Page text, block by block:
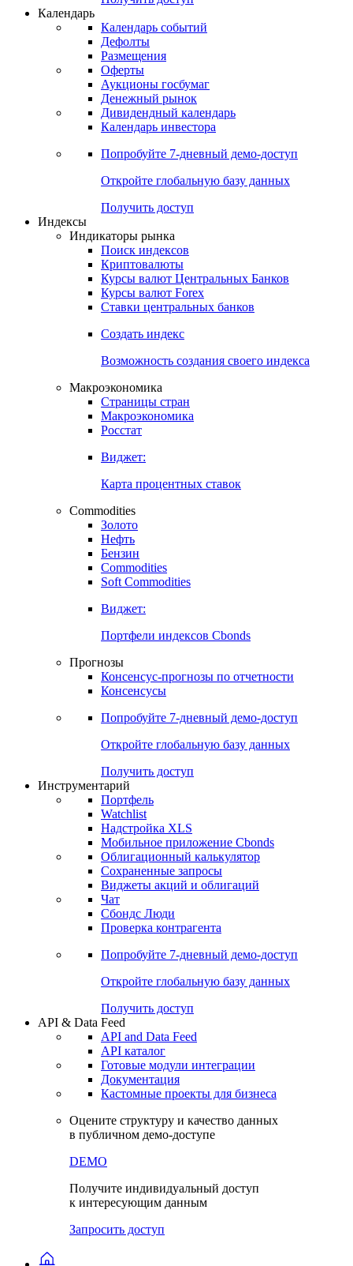
Откройте глобальную базу данных
Получить доступ
Календарь
Календарь событий
Дефолты
Размещения
Оферты
Денежный рынок
Календарь инвестора
Попробуйте7-дневный
Откройте глобальную базу данных
Получить доступ
Индикаторы рынка
Поиск индексов
Курсы валют Центральных Банков
Ставки центральных банков
Создать индекс
Возможность создания своего индекса
Страницы стран
Росстат
Виджет:
Карта процентных ставок
Commodities
Золото
Бензин
Soft Commodities
Виджет:
Портфели индексов Cbonds
Прогнозы
Консенсусы
Попробуйте7-дневный
Откройте глобальную базу данных
Получить доступ
Инструментарий
Портфель
Watchlist
Надстройка XLS
Мобильное приложение Cbonds
Облигационный калькулятор
Сохраненные запросы
Чат
Проверка контрагента
Попробуйте7-дневный
Откройте глобальную базу данных
Получить доступ
API & Data Feed
API and Data Feed
Готовые модули интеграции
Документация
в публичном демо-доступе